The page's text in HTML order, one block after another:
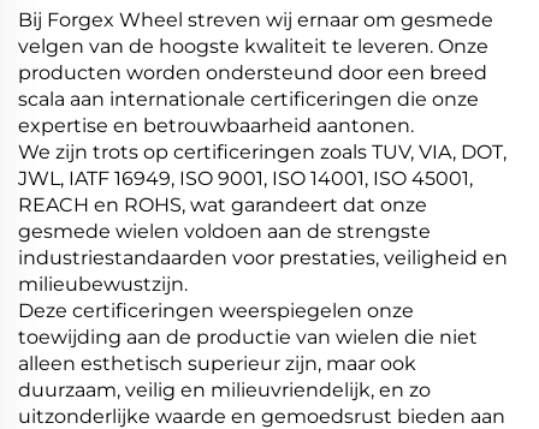
Bij Forgex Wheel streven wij ernaar om gesmede
velgen van de hoogste kwaliteit te leveren. Onze
producten worden ondersteund door een breed
scala aan internationale certificeringen die onze
expertise en betrouwbaarheid aantonen.
We zijn trots op certificeringen zoals TUV, VIA, DOT,
JWL, IATF 16949, ISO 9001, ISO 14001, ISO 45001,
REACH en ROHS, wat garandeert dat onze
gesmede wielen voldoen aan de strengste
industriestandaarden voor prestaties, veiligheid en
milieubewustzijn.
Deze certificeringen weerspiegelen onze
toewijding aan de productie van wielen die niet
alleen esthetisch superieur zijn, maar ook
duurzaam, veilig en milieuvriendelijk, en zo
uitzonderlijke waarde en gemoedsrust bieden aan